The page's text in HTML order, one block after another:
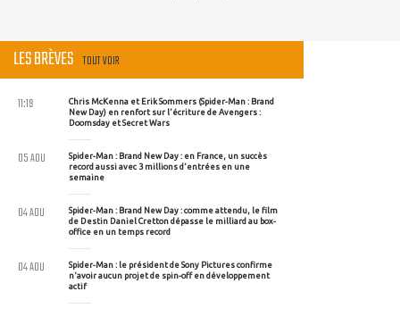
LES BRÈVES TOUT VOIR
Chris McKenna et Erik Sommers (Spider-Man : Brand
New Day) en renfort sur l'écriture de Avengers :
Doomsday et Secret Wars
11:19
Spider-Man : Brand New Day : en France, un succès
record aussi avec 3 millions d'entrées en une
semaine
05 AOU
Spider-Man : Brand New Day : comme attendu, le film
de Destin Daniel Cretton dépasse le milliard au box-
office en un temps record
04 AOU
Spider-Man : le président de Sony Pictures confirme
n'avoir aucun projet de spin-off en développement
actif
04 AOU